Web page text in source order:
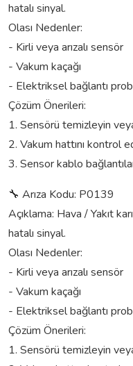
hatalı sinyal.
Olası Nedenler:
- Kirli veya arızalı sensör
- Vakum kaçağı
- Elektriksel bağlantı
Çözüm Önerileri:
1. Sensörü temizleyin
2. Vakum hattını kontrol
3. Sensor kablo
🔧 Arıza Kodu: P0139
Açıklama: Hava / Yakıt
hatalı sinyal.
Olası Nedenler:
- Kirli veya arızalı sensör
- Vakum kaçağı
- Elektriksel bağlantı
Çözüm Önerileri:
1. Sensörü temizleyin